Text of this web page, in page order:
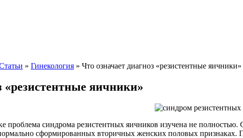
» Гинекология » Что означает диагноз «резистентные яичники»
«резистентные яичники»
проблема синдрома резистентных яичников изучена не полностью.
сформированных вторичных женских половых признаках.